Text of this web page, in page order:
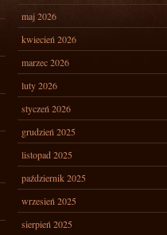
maj 2026
kwiecień 2026
marzec 2026
luty 2026
styczeń 2026
grudzień 2025
listopad 2025
październik 2025
wrzesień 2025
sierpień 2025